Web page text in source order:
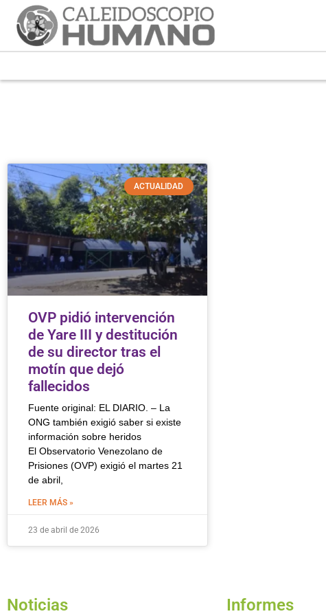
ACTUALIDAD
OVP pidió intervención
de Yare III y destitución
de su director tras el
motín que dejó
fallecidos
Fuente original: EL DIARIO. – La
ONG también exigió saber si existe
información sobre heridos
El Observatorio Venezolano de
Prisiones (OVP) exigió el martes 21
de abril,
LEER MÁS »
23 de abril de 2026
Noticias Informes